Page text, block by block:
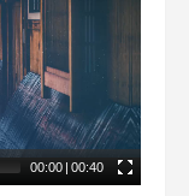
00:00 | 00:40